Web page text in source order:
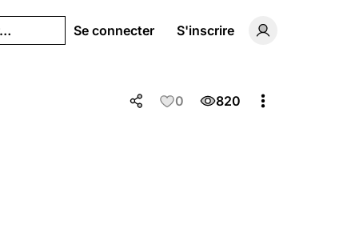
Se connecter S'inscrire
Basculer
0 820